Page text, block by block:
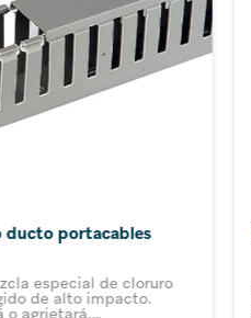
ducto portacables
especial de cloruro
de alto impacto.
o agrietará.